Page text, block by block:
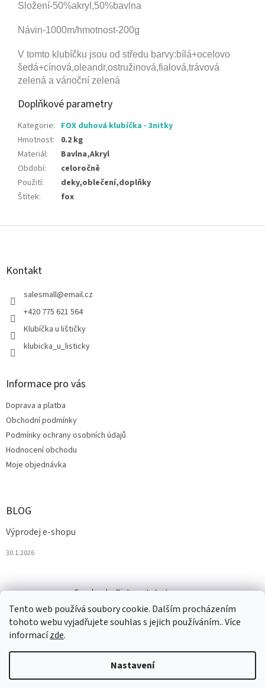
Tento web používá soubory cookie. Dalším procházením
tohoto webu vyjadřujete souhlas s jejich používáním.. Více
informacízde.
Nastavení
Složení-50%akryl,50%bavlna
Návin-1000m/hmotnost-200g
V tomto klubíčku jsou od středu barvy:bílá+ocelovo
šedá+cínová,oleandr,ostružinová,fialová,trávová
zelená a vánoční zelená
Doplňkové parametry
Kategorie: FOX duhová klubíčka - 3nitky
Hmotnost:
0.2 kg
Materiál:
Bavlna,Akryl
Období:
celoročně
Použití:
deky,oblečení,doplňky
Štítek: fox
Z
Kontakt
salesmall@email.cz
+420 775 621 564
Klubíčka u lištičky
klubicka_u_listicky
Informace pro vás
Doprava a platba
Obchodní podmínky
Podmínky ochrany osobních údajů
Hodnocení obchodu
Moje objednávka
BLOG
Výprodej e-shopu
30.1.2026
Facebook Pinterest Instagram
Vytvořil Shoptet